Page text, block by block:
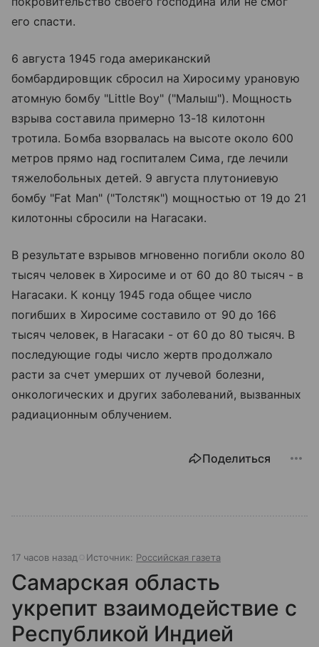
его спасти.
6 августа 1945 года американский
бомбардировщик сбросил на Хиросиму урановую
атомную бомбу "Little Boy" ("Малыш"). Мощность
взрыва составила примерно 13-18 килотонн
тротила. Бомба взорвалась на высоте около 600
метров прямо над госпиталем Сима, где лечили
тяжелобольных детей. 9 августа плутониевую
бомбу "Fat Man" ("Толстяк") мощностью от 19 до 21
килотонны сбросили на Нагасаки.
В результате взрывов мгновенно погибли около 80
тысяч человек в Хиросиме и от 60 до 80 тысяч - в
Нагасаки. К концу 1945 года общее число
погибших в Хиросиме составило от 90 до 166
тысяч человек, в Нагасаки - от 60 до 80 тысяч. В
последующие годы число жертв продолжало
расти за счет умерших от лучевой болезни,
онкологических и других заболеваний, вызванных
радиационным облучением.
Поделиться
17 часов назад Источник: Российская газета
Самарская область
укрепит взаимодействие с
Республикой Индией